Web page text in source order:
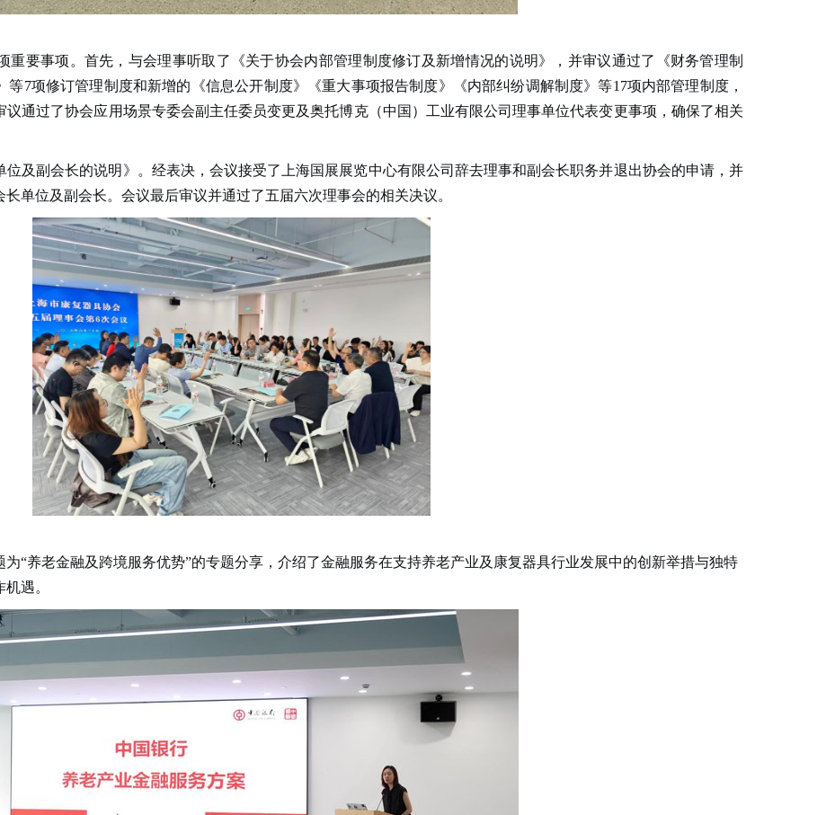
重要事项。首先，与会理事听取了 《关于协会内部管理制度修订及新增情况的说明》， 并审议通过了《财务管理制
等7项修订管理制度和新增的《信息公开制度》《重大事项报告制度》《内部纠纷调解制度》等17项内部管理制度，
通过了协会应用场景专委会副主任委员变更及奥托博克（中国）工业有限公司理事单位代表变更事项，确保了相关
及副会长的说明》。经表决，会议接受了上海国展展览中心有限公司辞去理事和副会长职务并退出协会的申请，并
单位及副会长。会议最后审议并通过了五届六次理事会的相关决议。
“养老金融及跨境服务优势”的专题分享，介绍了金融服务在支持养老产业及康复器具行业发展中的创新举措与独特
遇。